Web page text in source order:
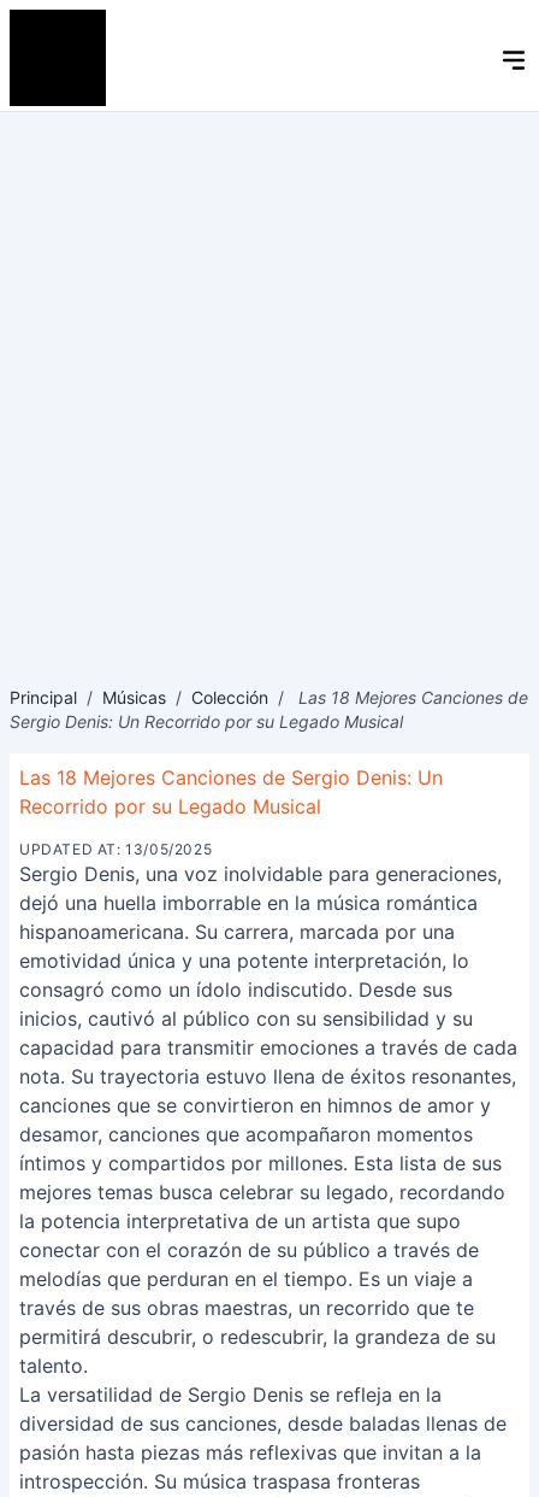
Principal / Músicas / Colección /
Las 18 Mejores Canciones de
Sergio Denis: Un Recorrido por su Legado Musical
Las 18 Mejores Canciones de Sergio Denis: Un
Recorrido por su Legado Musical
UPDATED AT: 13/05/2025
Sergio Denis, una voz inolvidable para generaciones,
dejó una huella imborrable en la música romántica
hispanoamericana. Su carrera, marcada por una
emotividad única y una potente interpretación, lo
consagró como un ídolo indiscutido. Desde sus
inicios, cautivó al público con su sensibilidad y su
capacidad para transmitir emociones a través de cada
nota. Su trayectoria estuvo llena de éxitos resonantes,
canciones que se convirtieron en himnos de amor y
desamor, canciones que acompañaron momentos
íntimos y compartidos por millones. Esta lista de sus
mejores temas busca celebrar su legado, recordando
la potencia interpretativa de un artista que supo
conectar con el corazón de su público a través de
melodías que perduran en el tiempo. Es un viaje a
través de sus obras maestras, un recorrido que te
permitirá descubrir, o redescubrir, la grandeza de su
talento.
La versatilidad de Sergio Denis se refleja en la
diversidad de sus canciones, desde baladas llenas de
pasión hasta piezas más reflexivas que invitan a la
introspección. Su música traspasa fronteras